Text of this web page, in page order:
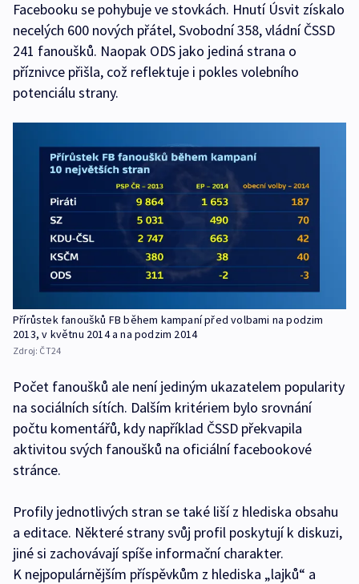
Facebooku se pohybuje ve stovkách. Hnutí Úsvit získalo
necelých 600 nových přátel, Svobodní 358, vládní ČSSD
241 fanoušků. Naopak ODS jako jediná strana o
příznivce přišla, což reflektuje i pokles volebního
potenciálu strany.
Přírůstek fanoušků FB během kampaní před volbami na podzim
2013, v květnu 2014 a na podzim 2014
Zdroj: ČT24
Počet fanoušků ale není jediným ukazatelem popularity
na sociálních sítích. Dalším kritériem bylo srovnání
počtu komentářů, kdy například ČSSD překvapila
aktivitou svých fanoušků na oficiální facebookové
stránce.
Profily jednotlivých stran se také liší z hlediska obsahu
a editace. Některé strany svůj profil poskytují k diskuzi,
jiné si zachovávají spíše informační charakter.
K nejpopulárnějším příspěvkům z hlediska „lajků“ a